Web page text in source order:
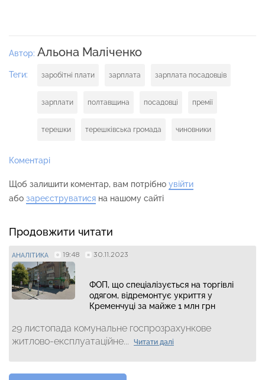
Автор: Альона Маліченко
Теги: заробітні плати зарплата зарплата посадовців
зарплати полтавщина посадовці премії
терешки терешківська громада чиновники
Коментарі
Щоб залишити коментар, вам потрібно увійти
або зареєструватися на нашому сайті
Продовжити читати
АНАЛІТИКА 19:48 30.11.2023
ФОП, що спеціалізується на торгівлі
одягом, відремонтує укриття у
Кременчуці за майже 1 млн грн
29 листопада комунальне госпрозрахункове
житлово-експлуатаційне...
Читати далі